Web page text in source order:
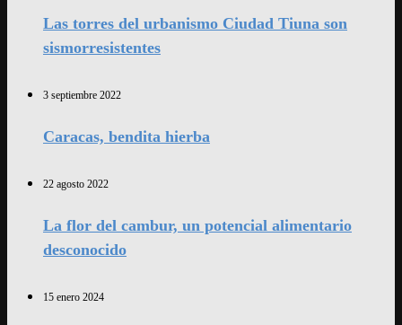
Las torres del urbanismo Ciudad Tiuna son
sismorresistentes
3 septiembre 2022
Caracas, bendita hierba
22 agosto 2022
La flor del cambur, un potencial alimentario
desconocido
15 enero 2024